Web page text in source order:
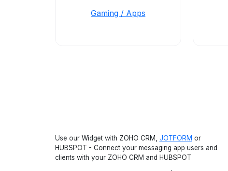
Gaming / Apps
Use our Widget with ZOHO CRM, JOTFORM or
HUBSPOT - Connect your messaging app users and
clients with your ZOHO CRM and HUBSPOT